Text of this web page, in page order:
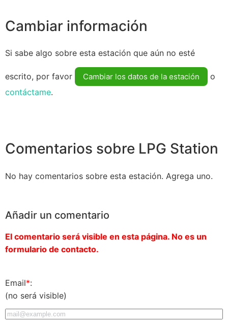
Cambiar información
Si sabe algo sobre esta estación que aún no esté
escrito, por favor Cambiar los datos de la estación
o
contáctame.
Comentarios sobre LPG Station
No hay comentarios sobre esta estación. Agrega uno.
Añadir un comentario
El comentario será visible en esta página. No es un
formulario de contacto.
Email*:
(no será visible)